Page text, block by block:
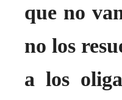
que no
no los
a los